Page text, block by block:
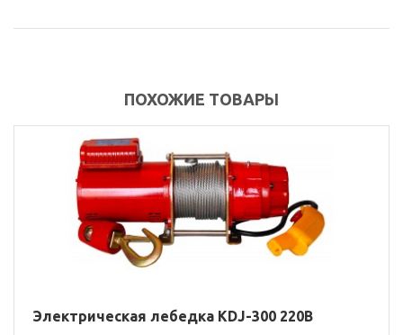
ПОХОЖИЕ ТОВАРЫ
Электрическая лебедка KDJ-300 220В